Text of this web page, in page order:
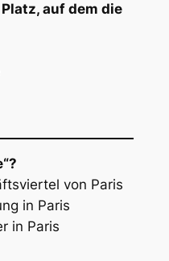
auf dem die
von Paris
in Paris
in Paris